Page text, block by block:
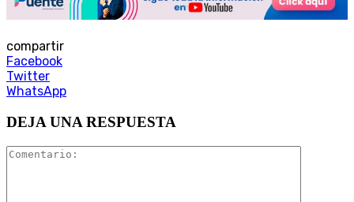
compartir
Facebook
Twitter
WhatsApp
DEJA UNA RESPUESTA